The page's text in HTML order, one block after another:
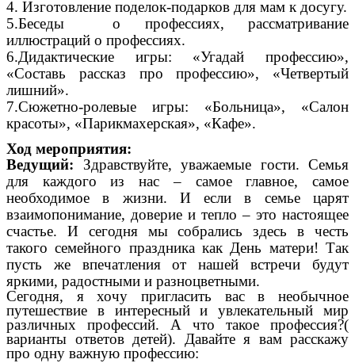
4. Изготовление поделок-подарков для мам к досугу.
5.Беседы о профессиях, рассматривание
иллюстраций о профессиях.
6.Дидактические игры: «Угадай профессию»,
«Составь рассказ про профессию», «Четвертый
лишний».
7.Сюжетно-ролевые игры: «Больница», «Салон
красоты», «Парикмахерская», «Кафе».
Ход мероприятия:
Ведущий: Здравствуйте, уважаемые гости. Семья
для каждого из нас – самое главное, самое
необходимое в жизни. И если в семье царят
взаимопонимание, доверие и тепло – это настоящее
счастье. И сегодня мы собрались здесь в честь
такого семейного праздника как День матери! Так
пусть же впечатления от нашей встречи будут
яркими, радостными и разноцветными.
Сегодня, я хочу пригласить вас в необычное
путешествие в интересный и увлекательный мир
различных профессий. А что такое профессия?(
варианты ответов детей). Давайте я вам расскажу
про одну важную профессию: